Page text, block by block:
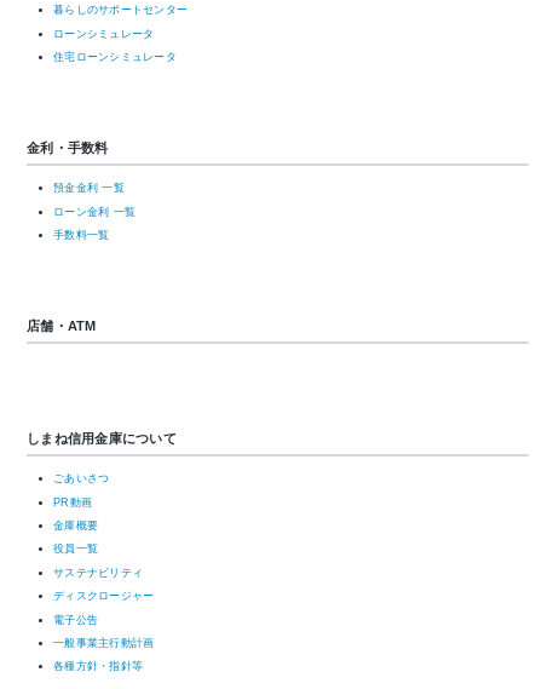
暮らしのサポートセンター
ローンシミュレータ
住宅ローンシミュレータ
金利・手数料
預金金利 一覧
ローン金利 一覧
手数料一覧
店舗・ATM
しまね信用金庫について
ごあいさつ
PR動画
金庫概要
役員一覧
サステナビリティ
ディスクロージャー
電子公告
一般事業主行動計画
各種方針・指針等